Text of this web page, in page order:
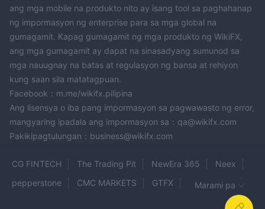
ang mga mobile na produkto nito ay isang tool sa paghahanap
ng impormasyon ng enterprise para sa mga global na
gumagamit. Kapag gumagamit ng mga produkto ng WikiFX,
ang mga gumagamit ay dapat na sinasadyang sumunod sa
mga nauugnay na batas at regulasyon ng bansa at rehiyon
kung saan sila matatagpuan.
Facebook：m.me/wikifx.pilipina
Ang lisensya o iba pang impormasyon sa pagwawasto ng error,
mangyaring ipadala ang impormasyon sa：qa@wikifx.com
Pakikipagtulungan：business@wikifx.com
CG FINTECH The Trading Pit NewEra 365
Neex
pepperstone
CMC MARKETS GTFX
FOREX.com
Marami pa